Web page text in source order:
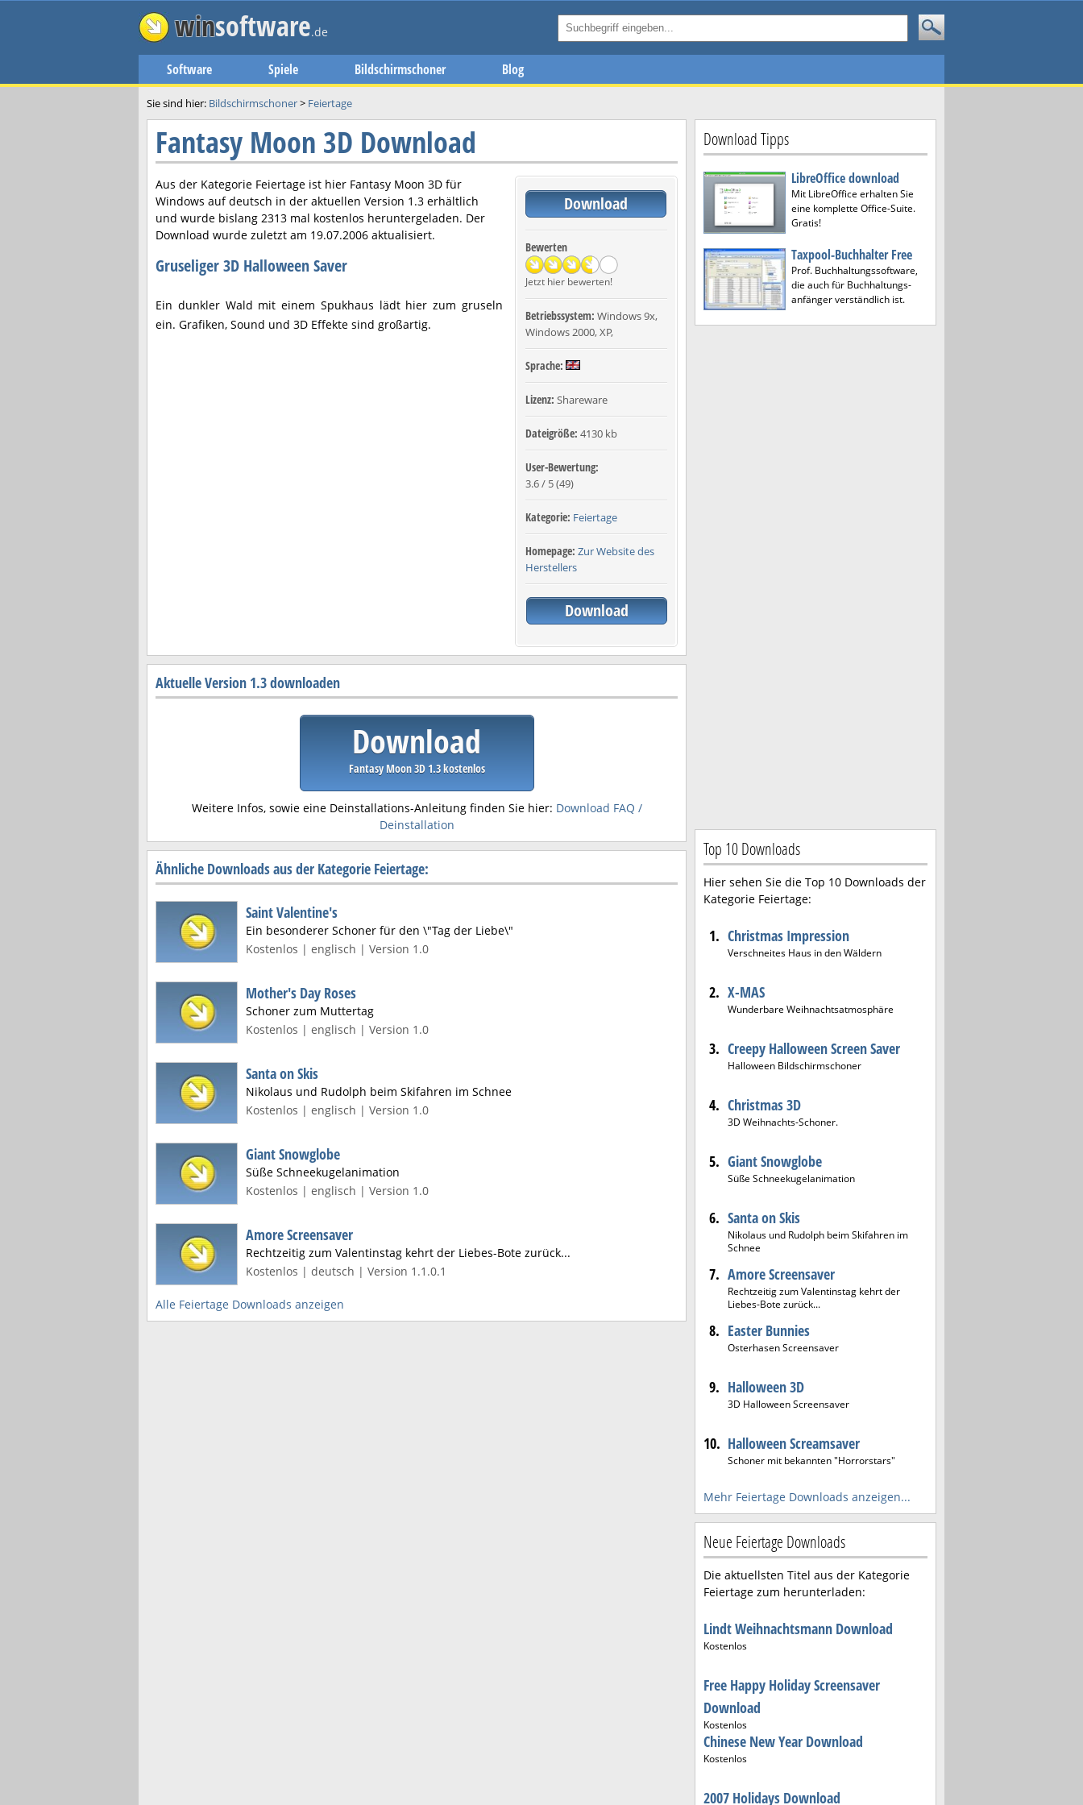
winsoftware.de
Software Spiele Bildschirmschoner Blog
Sie sind hier: Bildschirmschoner> Feiertage
Fantasy Moon 3D Download
Aus der Kategorie Feiertage ist hier Fantasy Moon 3D für
Windows auf deutsch in der aktuellen Version 1.3 erhältlich
und wurde bislang 2313 mal kostenlos heruntergeladen. Der
Download wurde zuletzt am 19.07.2006 aktualisiert.
Download
Bewerten
Jetzt hier bewerten!
Betriebssystem: Windows 9x,
Windows 2000, XP,
Sprache:
Lizenz: Shareware
Dateigröße: 4130 kb
User-Bewertung:
3.6/ 5(49)
Kategorie: Feiertage
Homepage: Zur Website des
Herstellers
Download
Gruseliger 3D Halloween Saver
Ein dunkler Wald mit einem Spukhaus lädt hier zum gruseln
ein. Grafiken, Sound und 3D Effekte sind großartig.
Aktuelle Version 1.3 downloaden
Download
Fantasy Moon 3D 1.3 kostenlos
Weitere Infos, sowie eine Deinstallations-Anleitung finden Sie hier: Download FAQ /
Deinstallation
Ähnliche Downloads aus der Kategorie Feiertage:
Saint Valentine's
Ein besonderer Schoner für den \"Tag der Liebe\"
Kostenlos | englisch | Version 1.0
Mother's Day Roses
Schoner zum Muttertag
Kostenlos | englisch | Version 1.0
Santa on Skis
Nikolaus und Rudolph beim Skifahren im Schnee
Kostenlos | englisch | Version 1.0
Giant Snowglobe
Süße Schneekugelanimation
Kostenlos | englisch | Version 1.0
Amore Screensaver
Rechtzeitig zum Valentinstag kehrt der Liebes-Bote zurück...
Kostenlos | deutsch | Version 1.1.0.1
Alle Feiertage Downloads anzeigen
Download Tipps
LibreOffice download
Mit LibreOffice erhalten Sie
eine komplette Office-Suite.
Gratis!
Taxpool-Buchhalter Free
Prof. Buchhaltungssoftware,
die auch für Buchhaltungs-
anfänger verständlich ist.
Top 10 Downloads
Hier sehen Sie die Top 10 Downloads der
Kategorie Feiertage:
1. Christmas Impression
Verschneites Haus in den Wäldern
2. X-MAS
Wunderbare Weihnachtsatmosphäre
3. Creepy Halloween Screen Saver
Halloween Bildschirmschoner
4. Christmas 3D
3D Weihnachts-Schoner.
5. Giant Snowglobe
Süße Schneekugelanimation
6. Santa on Skis
Nikolaus und Rudolph beim Skifahren im
Schnee
7. Amore Screensaver
Rechtzeitig zum Valentinstag kehrt der
Liebes-Bote zurück...
8. Easter Bunnies
Osterhasen Screensaver
9. Halloween 3D
3D Halloween Screensaver
10. Halloween Screamsaver
Schoner mit bekannten "Horrorstars"
Mehr Feiertage Downloads anzeigen...
Neue Feiertage Downloads
Die aktuellsten Titel aus der Kategorie
Feiertage zum herunterladen:
Lindt Weihnachtsmann Download
Kostenlos
Free Happy Holiday Screensaver
Download
Kostenlos
Chinese New Year Download
Kostenlos
2007 Holidays Download